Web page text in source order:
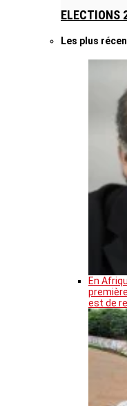
ELECTIONS
Les plus
En
est de